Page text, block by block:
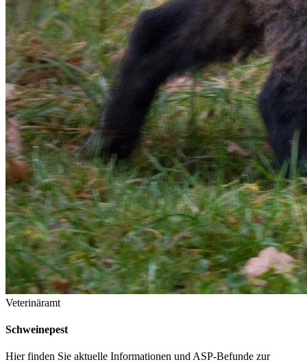
Veterinäramt
Schweinepest
Hier finden Sie aktuelle Informationen und ASP-Befunde zur